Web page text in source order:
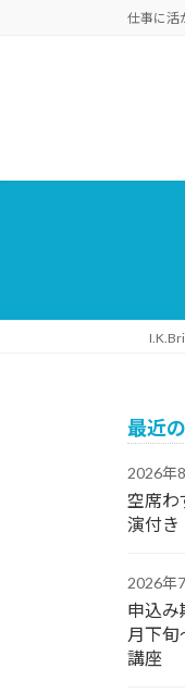
仕事に活
最近
2026年
空席
演付き
2026年
申込
月下
講座